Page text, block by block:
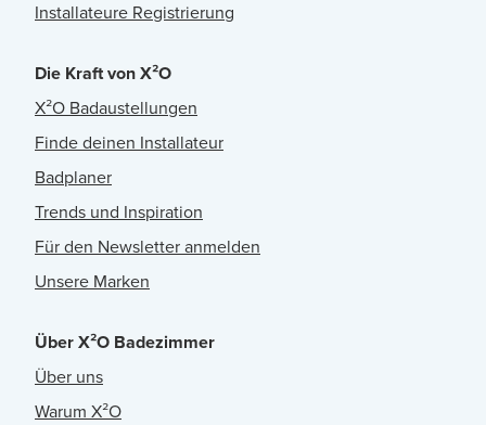
Installateure Registrierung
Die Kraft von X²O
X²O Badaustellungen
Finde deinen Installateur
Badplaner
Trends und Inspiration
Für den Newsletter anmelden
Unsere Marken
Über X²O Badezimmer
Über uns
Warum X²O